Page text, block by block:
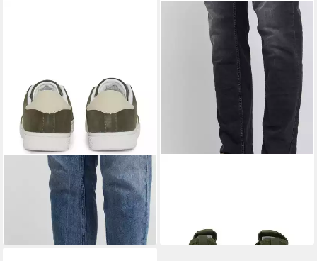
BHFootwear Sneaker
Modische Sneaker aus Leder
UVP 69,99 €